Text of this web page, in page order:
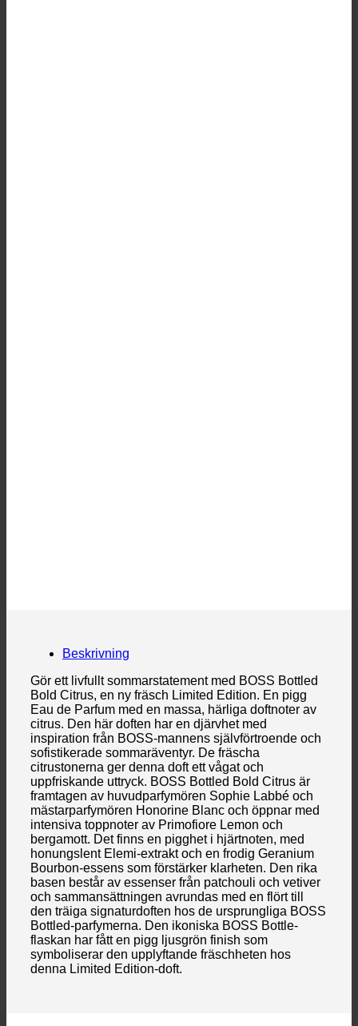
Beskrivning
Gör ett livfullt sommarstatement med BOSS Bottled
Bold Citrus, en ny fräsch Limited Edition. En pigg
Eau de Parfum med en massa, härliga doftnoter av
citrus. Den här doften har en djärvhet med
inspiration från BOSS-mannens självförtroende och
sofistikerade sommaräventyr. De fräscha
citrustonerna ger denna doft ett vågat och
uppfriskande uttryck. BOSS Bottled Bold Citrus är
framtagen av huvudparfymören Sophie Labbé och
mästarparfymören Honorine Blanc och öppnar med
intensiva toppnoter av Primofiore Lemon och
bergamott. Det finns en pigghet i hjärtnoten, med
honungslent Elemi-extrakt och en frodig Geranium
Bourbon-essens som förstärker klarheten. Den rika
basen består av essenser från patchouli och vetiver
och sammansättningen avrundas med en flört till
den träiga signaturdoften hos de ursprungliga BOSS
Bottled-parfymerna. Den ikoniska BOSS Bottle-
flaskan har fått en pigg ljusgrön finish som
symboliserar den upplyftande fräschheten hos
denna Limited Edition-doft.